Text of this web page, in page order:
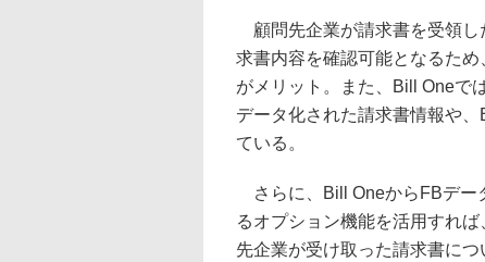
顧問先企業が請求書を受領し
求書内容を確認可能となるた
がメリット。また、Bill Oneで
データ化された請求書情報や
ている。
さらに、Bill OneからFBデー
るオプション機能を活用すれ
先企業が受け取った請求書に